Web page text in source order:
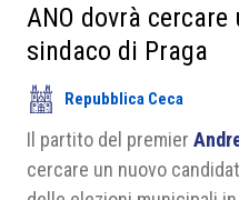
Soci
Partner
Progetti
Area riservata
ANO dovrà
sindaco di Praga
Repubblica Ceca
Il partito del premier
cercare un nuovo